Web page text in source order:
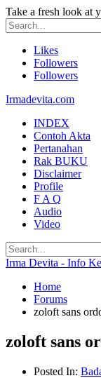
Take a fresh look at
Likes
Followers
Followers
Irmadevita.com
INDEX
Contoh Akta
Pertanahan
Rak BUKU
Disclaimer
Profile
F A Q
Audio
Video
Irma Devita - Info
Home
Forums
zoloft sans
zoloft sans
Posted In: